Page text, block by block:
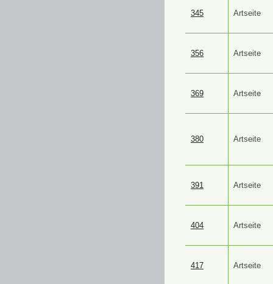
345 Artseite
356 Artseite
369 Artseite
380 Artseite
391 Artseite
404 Artseite
417 Artseite